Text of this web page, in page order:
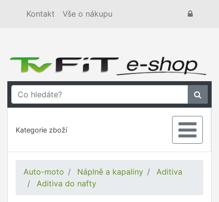
Kontakt Vše o nákupu
Kategorie zboží
Auto-moto Náplně a kapaliny
Aditiva
Aditiva do nafty